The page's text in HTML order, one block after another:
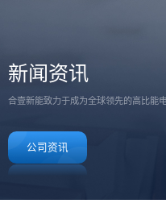
新闻资讯
合壹新能致力于成为全球领先的高比能
公司资讯